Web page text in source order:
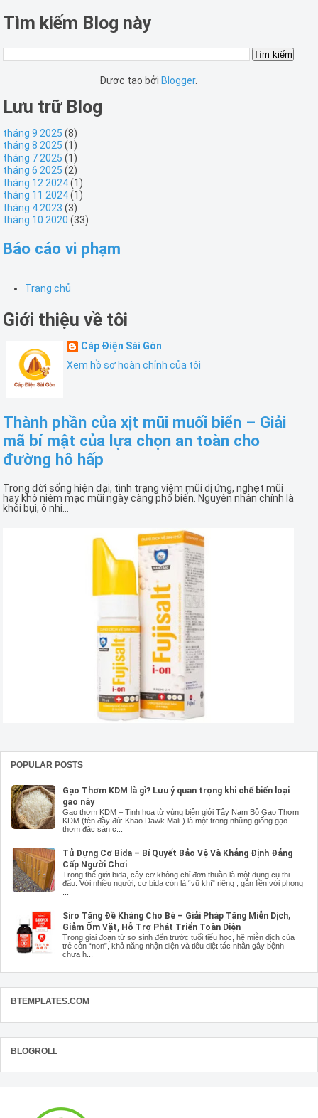
Tìm kiếm Blog này
Được tạo bởi Blogger.
Lưu trữ Blog
tháng 9 2025 (8)
tháng 8 2025 (1)
tháng 7 2025 (1)
tháng 6 2025 (2)
tháng 12 2024(1)
tháng 11 2024(1)
tháng 4 2023 (3)
tháng 10 2020 (33)
Báo cáo vi phạm
Trang chủ
Giới thiệu về tôi
Cáp Điện Sài Gòn
Xem hồ sơ hoàn chỉnh của tôi
Thành phần của xịt mũi muối biển – Giải
mã bí mật của lựa chọn an toàn cho
đường hô hấp
Trong đời sống hiện đại, tình trạng viêm mũi dị ứng, nghẹt mũi
hay khô niêm mạc mũi ngày càng phổ biến. Nguyên nhân chính là
khói bụi, ô nhi...
POPULAR POSTS
Gạo Thơm KDM là gì? Lưu ý quan trọng khi chế biến loại
gạo này
Gạo thơm KDM – Tinh hoa từ vùng biên giới Tây Nam Bộ Gạo Thơm
KDM (tên đầy đủ: Khao Dawk Mali ) là một trong những giống gạo
thơm đặc sản c...
Tủ Đựng Cơ Bida – Bí Quyết Bảo Vệ Và Khẳng Định Đẳng
Cấp Người Chơi
Trong thế giới bida, cây cơ không chỉ đơn thuần là một dụng cụ thi
đấu. Với nhiều người, cơ bida còn là “vũ khí” riêng , gắn liền với phong
Siro Tăng Đề Kháng Cho Bé – Giải Pháp Tăng Miễn Dịch,
Giảm Ốm Vặt, Hỗ Trợ Phát Triển Toàn Diện
Trong giai đoạn từ sơ sinh đến trước tuổi tiểu học, hệ miễn dịch của
trẻ còn “non”, khả năng nhận diện và tiêu diệt tác nhân gây bệnh
chưa h...
BTEMPLATES.COM
BLOGROLL